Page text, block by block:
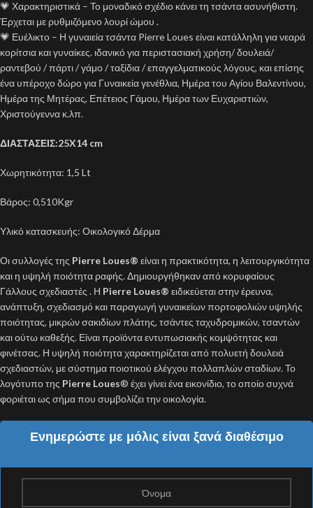
💗 Χαρακτηριστικά – Το μοναδικό σχέδιο κάνει τη τσάντα ασυνήθιστη.
Έρχεται με ρυθμιζόμενο λουρί ώμου .
💗 Ευέλικτο – Η γυναιεία τσάντα Pierre Loues είναι κατάλληλη για νεαρά
κορίτσια και γυναίκες. ιδανικό για περιστασιακή χρήση/ δουλειά/
ραντεβού / πάρτι / γάμο / ταξίδια / επαγγελματικούς λόγους, και επίσης
ένα υπέροχο δώρο για Γυναικεία γενέθλια, Ημέρα του Αγίου Βαλεντίνου,
Ημέρα της Μητέρας, Επέτειος Γάμου, Ημέρα των Ευχαριστιών,
Χριστούγεννα κ.λπ.
ΔΙΑΣΤΑΣΕΙΣ:25X14 cm
Χωρητικότητα: 1,5 Lt
Βάρος: 0,510Kgr
Υλικό κατασκευής: Οικολογικό Δέρμα
Οι συλλογές της Pierre Loues® είναι η πρακτικότητα, η λειτουργικότητα
και η υψηλή ποιότητα ραφής. Δημιουργήθηκαν από κορυφαίους
Γάλλους σχεδιαστές . Η Pierre Loues® ειδικεύεται στην έρευνα,
ανάπτυξη, σχεδιασμό και παραγωγή γυναικείων πορτοφολιών υψηλής
ποιότητας, μικρών σακιδίων πλάτης, τσάντες ταχυδρομικών, τσαντών
και ούτω καθεξής. Είναι προϊόντα εντυπωσιακής κομψότητας και
φινέτσας. Η υψηλή ποιότητα χαρακτηρίζεται από πολυετή δουλειά
σχεδιαστών, με σύστημα ποιοτικού ελέγχου πολλαπλών σταδίων. Το
λογότυπο της Pierre Loues® έχει γίνει ένα εικονίδιο, το οποίο συχνά
φοριέται ως σήμα που συμβολίζει την οικολογία.
Ενημερώστε με μόλις είναι ξανά διαθέσιμο